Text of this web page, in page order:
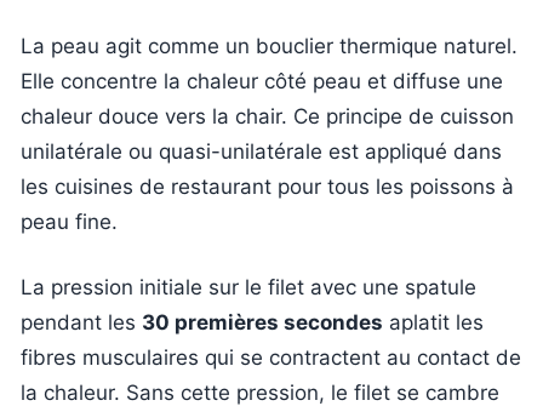
La peau agit comme un bouclier thermique naturel.
Elle concentre la chaleur côté peau et diffuse une
chaleur douce vers la chair. Ce principe de cuisson
unilatérale ou quasi-unilatérale est appliqué dans
les cuisines de restaurant pour tous les poissons à
peau fine.
La pression initiale sur le filet avec une spatule
pendant les 30 premières secondes aplatit les
fibres musculaires qui se contractent au contact de
la chaleur. Sans cette pression, le filet se cambre